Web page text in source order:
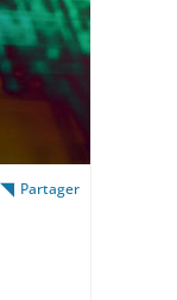
Partager